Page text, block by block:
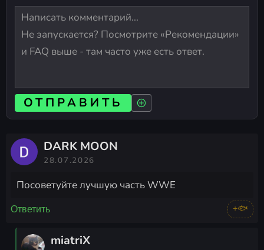
ОТПРАВИТЬ
DARK MOON
28.07.2026
Посоветуйте лучшую часть WWE
Ответить +🐟
miatriX